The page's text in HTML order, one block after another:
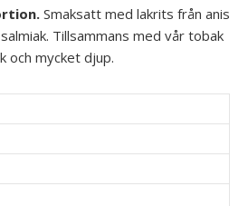
Smaksatt med lakrits från anis
Tillsammans med vår tobak
och mycket djup.